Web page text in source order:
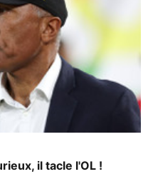
il tacle l'OL !